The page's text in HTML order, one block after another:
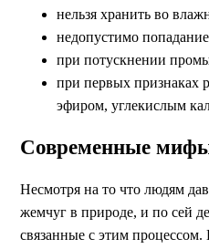
нельзя хранить во
недопустимо
при потускнении
при первых признаках
эфиром, углекислым
Современные
Несмотря на то что людям
жемчуг в природе, и по сей
связанные с этим